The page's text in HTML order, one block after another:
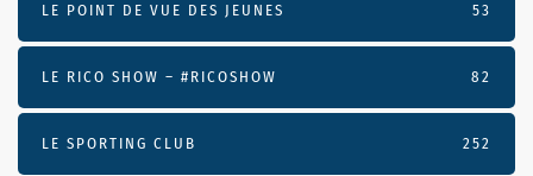
LE POINT DE VUE DES JEUNES 53
LE RICO SHOW – #RICOSHOW 82
LE SPORTING CLUB 252